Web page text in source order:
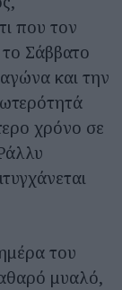
που τον
Σάββατο
και την
χρόνο σε
του
μυαλό,